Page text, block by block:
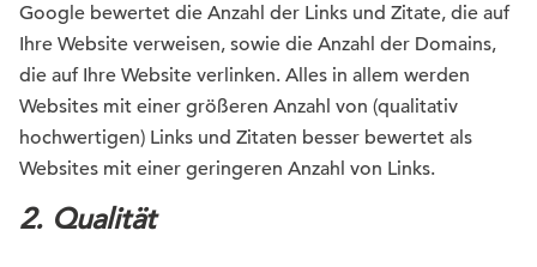
Google bewertet die Anzahl der Links und Zitate, die auf
Ihre Website verweisen, sowie die Anzahl der Domains,
die auf Ihre Website verlinken. Alles in allem werden
Websites mit einer größeren Anzahl von (qualitativ
hochwertigen) Links und Zitaten besser bewertet als
Websites mit einer geringeren Anzahl von Links.
2. Qualität